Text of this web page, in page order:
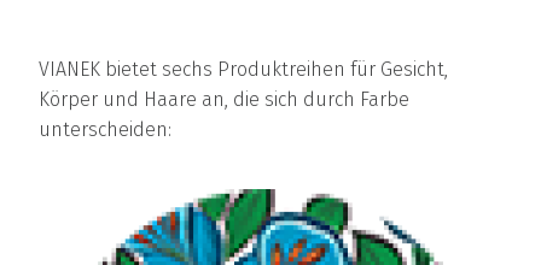
VIANEK bietet sechs Produktreihen für Gesicht,
Körper und Haare an, die sich durch Farbe
unterscheiden: